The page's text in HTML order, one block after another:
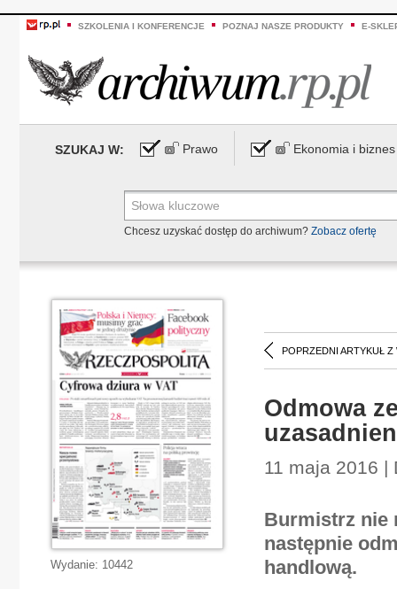
SZKOLENIA I KONFERENCJE POZNAJ NASZE PRODUKTY E-
SZUKAJ W: Prawo Ekonomia i biznes
Chcesz uzyskać dostęp do archiwum? Zobacz ofertę
POPRZEDNI ARTYKUŁ Z
Odmowa
11 maja 2016 |
Burmistrz nie
następnie
handlową.
Wydanie: 10442